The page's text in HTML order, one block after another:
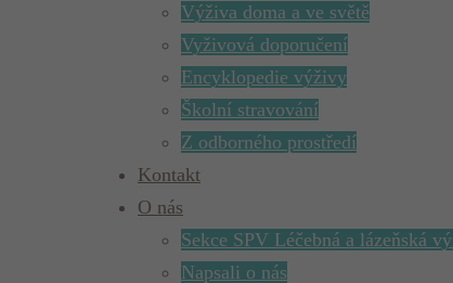
Výživa doma a ve světě
Vyživová doporučení
Encyklopedie výživy
Školní stravování
Z odborného prostředí
Kontakt
O nás
Sekce SPV Léčebná a lázeňská
Napsali o nás